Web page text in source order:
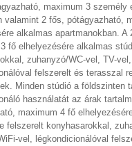
maximum 3 személy
valamint 2 fős, pótágyazható,
alkalmas apartmanokban. A
fő elhelyezésére alkalmas
zuhanyzó/WC-vel, TV-
felszerelt és terasszal
Minden stúdió a földszinten
használatát az árak
maximum 4 fő
felszerelt konyhasarokkal,
vel, légkondicionálóval